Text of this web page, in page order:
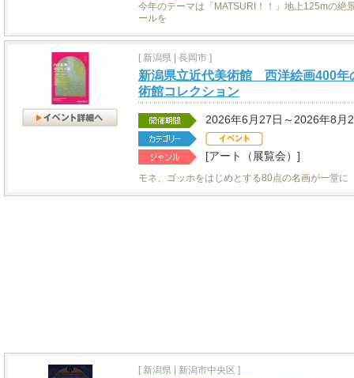
今年のテーマは「MATSURI！！」地上125mの絶
ールを
[ 新潟県 長岡市 ]
新潟県立近代美術館 西洋絵画400
術館コレクション
2026年6月27日～2026年8月
[アート（展覧会）]
モネ、ゴッホをはじめとする80点の名画が一堂に
[ 新潟県 新潟市中央区 ]